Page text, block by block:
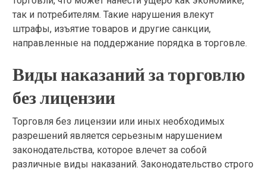
так и потребителям. Такие нарушения влекут
штрафы, изъятие товаров и другие санкции,
направленные на поддержание порядка в торговле.
Виды наказаний за торговлю
без лицензии
Торговля без лицензии или иных необходимых
разрешений является серьезным нарушением
законодательства, которое влечет за собой
различные виды наказаний. Законодательство строго